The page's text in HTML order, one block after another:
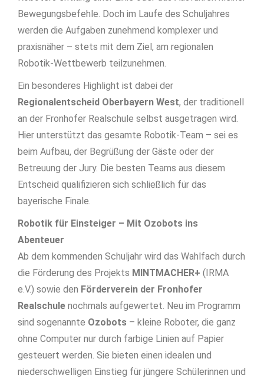
Bewegungsbefehle. Doch im Laufe des Schuljahres
werden die Aufgaben zunehmend komplexer und
praxisnäher – stets mit dem Ziel, am regionalen
Robotik-Wettbewerb teilzunehmen.
Ein besonderes Highlight ist dabei der
Regionalentscheid Oberbayern West, der traditionell
an der Fronhofer Realschule selbst ausgetragen wird.
Hier unterstützt das gesamte Robotik-Team – sei es
beim Aufbau, der Begrüßung der Gäste oder der
Betreuung der Jury. Die besten Teams aus diesem
Entscheid qualifizieren sich schließlich für das
bayerische Finale.
Robotik für Einsteiger – Mit Ozobots ins
Abenteuer
Ab dem kommenden Schuljahr wird das Wahlfach durch
die Förderung des Projekts MINTMACHER+ (IRMA
e.V.) sowie den Förderverein der Fronhofer
Realschule nochmals aufgewertet. Neu im Programm
sind sogenannte Ozobots – kleine Roboter, die ganz
ohne Computer nur durch farbige Linien auf Papier
gesteuert werden. Sie bieten einen idealen und
niederschwelligen Einstieg für jüngere Schülerinnen und